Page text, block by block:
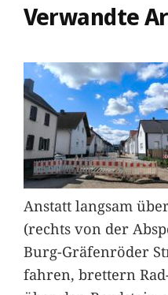
Verwandte
Anstatt langsam
(rechts von der
Burg-Gräfenröder
fahren, brettern